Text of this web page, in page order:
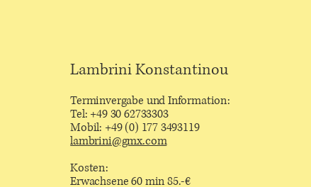
Lambrini Konstantinou
Terminvergabe und Information:
Tel: +49 30 62733303
Mobil: +49 (0) 177 3493119
lambrini@gmx.com
Kosten:
Erwachsene 60 min 85.-€